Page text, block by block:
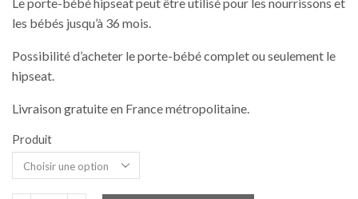
les bébés jusqu’à 36 mois.
Possibilité d’acheter le porte-bébé complet ou seulement le
hipseat.
Livraison gratuite en France métropolitaine.
Produit